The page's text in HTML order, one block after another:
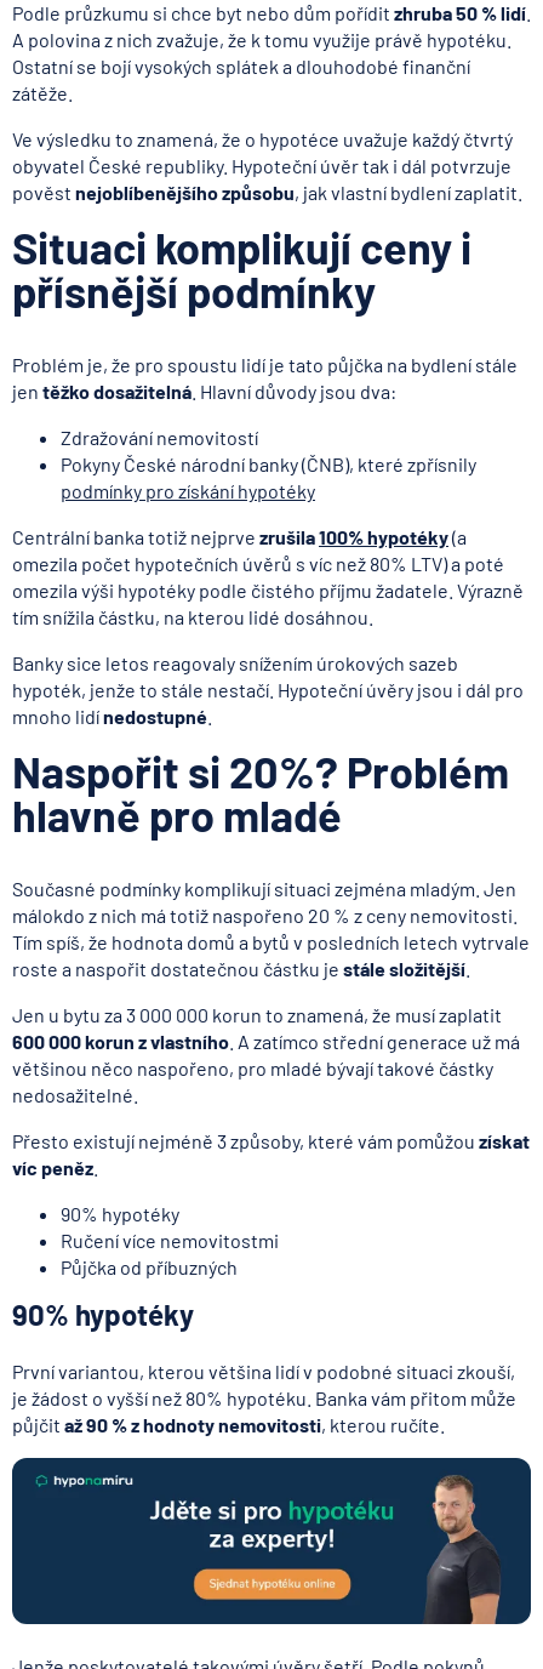
Podle průzkumu si chce byt nebo dům pořídit zhruba 50 % lidí
A polovina z nich zvažuje, že k tomu využije právě hypotéku.
Ostatní se bojí vysokých splátek a dlouhodobé finanční
zátěže.
Ve výsledku to znamená, že o hypotéce uvažuje každý čtvrtý
obyvatel České republiky. Hypoteční úvěr tak i dál potvrzuje
pověst nejoblíbenějšího způsobu, jak vlastní bydlení zaplatit.
Situaci komplikují ceny i
přísnější podmínky
Problém je, že pro spoustu lidí je tato půjčka na bydlení stále
jen těžko dosažitelná . Hlavní důvody jsou dva:
Zdražování nemovitostí
Pokyny České národní banky (ČNB), které zpřísnily
podmínky pro získání hypotéky
Centrální banka totiž nejprve zrušila100% hypotéky(a
omezila počet hypotečních úvěrů s víc než 80% LTV) a poté
omezila výši hypotéky podle čistého příjmu žadatele. Výrazně
tím snížila částku, na kterou lidé dosáhnou.
Banky sice letos reagovaly snížením úrokových sazeb
hypoték, jenže to stále nestačí. Hypoteční úvěry jsou i dál pro
mnoho lidínedostupné
Naspořit si 20%? Problém
hlavně pro mladé
Současné podmínky komplikují situaci zejména mladým. Jen
málokdo z nich má totiž naspořeno 20 % z ceny nemovitosti.
Tím spíš, že hodnota domů a bytů v posledních letech vytrvale
roste a naspořit dostatečnou částku je stále složitější
Jen u bytu za 3 000 000 korun to znamená, že musí zaplatit
600 000 korun z vlastního . A zatímco střední generace už má
většinou něco naspořeno, pro mladé bývají takové částky
nedosažitelné.
Přesto existují nejméně 3 způsoby, které vám pomůžou získat
víc peněz
90% hypotéky
Ručení více nemovitostmi
Půjčka od příbuzných
90% hypotéky
První variantou, kterou většina lidí v podobné situaci zkouší,
je žádost o vyšší než 80% hypotéku. Banka vám přitom může
půjčit až 90 % z hodnoty nemovitosti, kterou ručíte.